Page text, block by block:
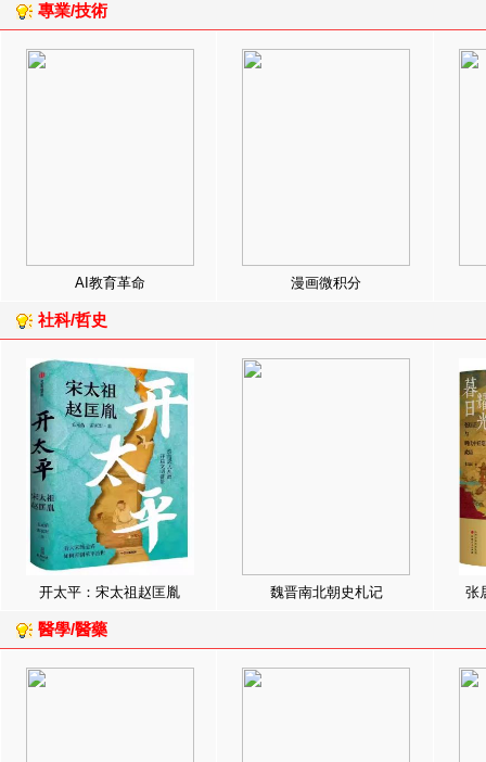
專業/技術
AI教育革命 漫画微积分
社科/哲史
开太平：宋太祖赵匡胤 魏晋南北朝史札记 张
醫學/醫藥